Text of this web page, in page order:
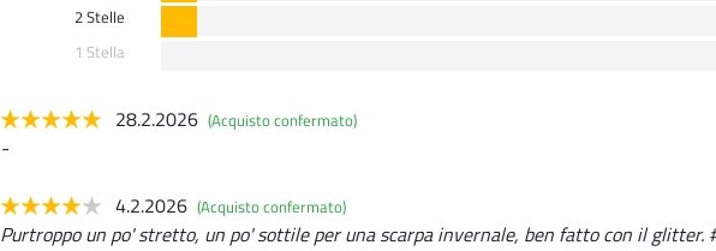
2 Stelle
1 Stella
28.2.2026 (Acquisto confermato)
-
4.2.2026 (Acquisto confermato)
Purtroppo un po' stretto, un po' sottile per una scarpa invernale, ben fatto con il glitter.